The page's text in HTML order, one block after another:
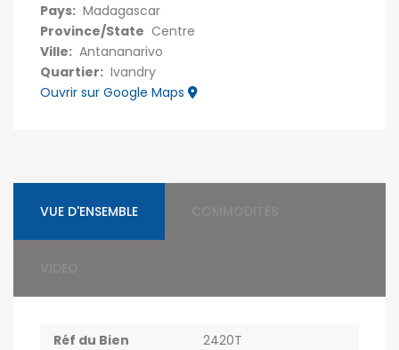
Pays: Madagascar
Province/State Centre
Ville: Antananarivo
Quartier: Ivandry
Ouvrir sur Google Maps
VUE D'ENSEMBLE
Réf du Bien 2420T